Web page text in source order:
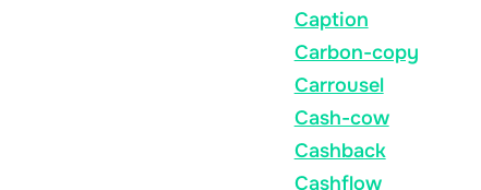
Caption
Carbon-copy
Carrousel
Cash-cow
Cashback
Cashflow